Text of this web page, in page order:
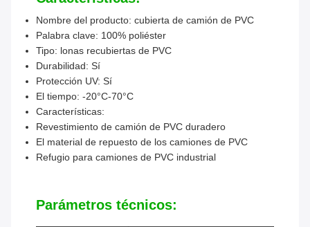
Nombre del producto: cubierta de camión de PVC
Palabra clave: 100% poliéster
Tipo: lonas recubiertas de PVC
Durabilidad: Sí
Protección UV: Sí
El tiempo: -20°C-70°C
Características:
Revestimiento de camión de PVC duradero
El material de repuesto de los camiones de PVC
Refugio para camiones de PVC industrial
Parámetros técnicos: